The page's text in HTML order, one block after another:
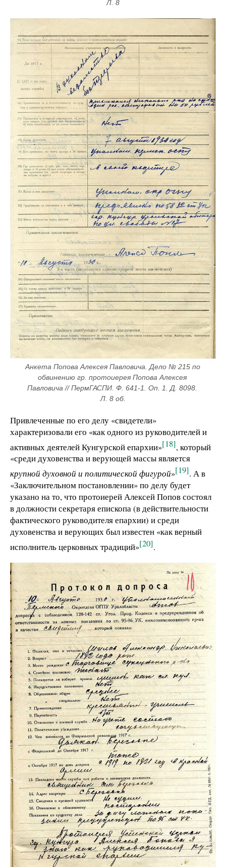
Л. 8
Анкета Попова Алексея Павловича. Дело № 215 по
обвинению гр. протоиерея Попова Алексея
Павловича // ПермГАСПИ. Ф. 641-1. Оп. 1. Д. 8098.
Л. 8 об.
Привлеченные по его делу «свидетели»
характеризовали его «как одного из руководителей и
активных деятелей Кунгурской епархии»[18], который
«среди духовенства и верующей массы является
крупной духовной и политической фигурой»[19]. А в
«Заключительном постановлении» по делу будет
указано на то, что протоиерей Алексей Попов состоял
в должности секретаря епископа (в действительности
фактического руководителя епархии) и среди
духовенства и верующих был известен «как верный
исполнитель церковных традиций»[20].